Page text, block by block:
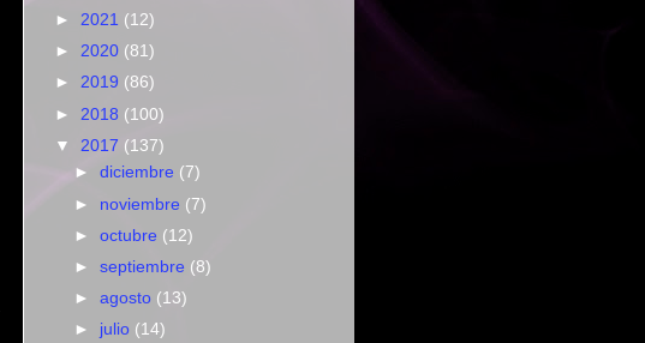
► 2021 (12)
► 2020 (81)
► 2019 (86)
► 2018 (100)
▼ 2017 (137)
►diciembre (7)
► noviembre (7)
►octubre (12)
►septiembre (8)
►agosto (13)
► julio (14)